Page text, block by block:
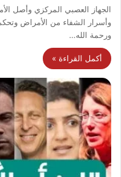
الجهاز العصبي المركزي وأصل
وأسرار الشفاء من الأمراض
ورحمة الله…
أكمل القراءة »